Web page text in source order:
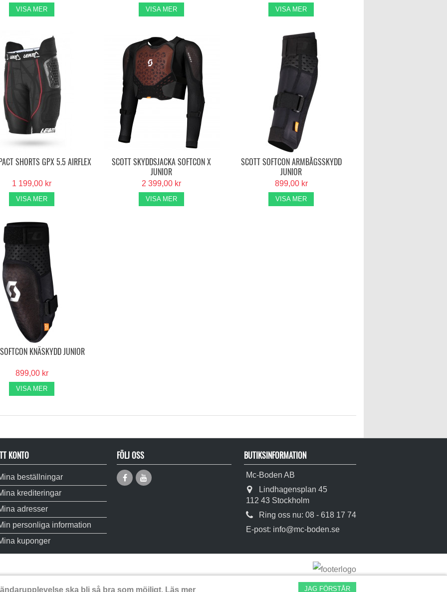
VISA MER VISA MER VISA MER
SHORTS GPX 5.5 AIRFLEX
1 199,00 kr
VISA MER
SCOTT SKYDDSJACKA SOFTCON X
JUNIOR
2 399,00 kr
VISA MER
SCOTT SOFTCON ARMBÅGSSKYDD
JUNIOR
899,00 kr
VISA MER
KNÄSKYDD JUNIOR
899,00 kr
VISA MER
KONTO
beställningar
krediteringar
adresser
personliga information
kuponger
FÖLJ OSS BUTIKSINFORMATION
Mc-Boden AB
Lindhagensplan 45
112 43 Stockholm
Ring oss nu: 08 - 618 17 74
E-post: info@mc-boden.se
JAG FÖRSTÅR
ska bli så bra som möjligt. Läs mer